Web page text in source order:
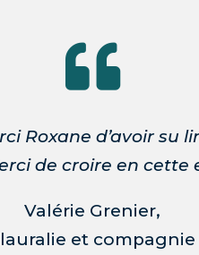

Roxane d’avoir su
de croire en
Valérie Grenier,
et compagnie